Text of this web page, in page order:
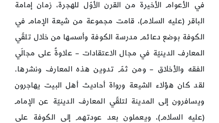
في الأعوام الأخيرة من القرن الأوّل للهجرة، زمان إمامة
الباقر (عليه السلام)، قامت مجموعة من شيعة الإمام في
الكوفة بوضع دعائم مدرسة الكوفة وأسسها من خلال تلقّي
المعارف الدينيّة في مجال الاعتقادات – علاوةً على مجالَي
الفقه والأخلاق – ومن ثمّ تدوين هذه المعارف ونشرها.
لقد كان هؤلاء الشيعة ورواة أحاديث أهل البيت يهاجرون
ويسافرون إلى المدينة لتلقّي المعارف الدينيّة عن الإمام
(عليه السلام)، ويعملون بعد عودتهم إلى الكوفة على